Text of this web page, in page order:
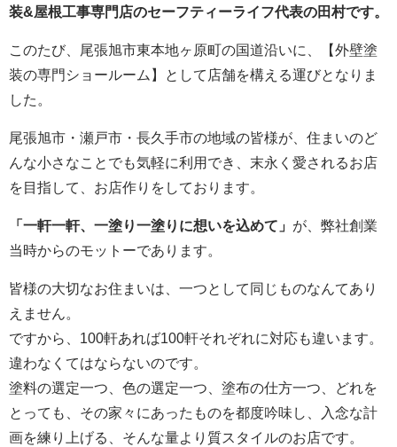
装&屋根工事専門店のセーフティーライフ代表の田村です。
このたび、尾張旭市東本地ヶ原町の国道沿いに、【外壁塗
装の専門ショールーム】として店舗を構える運びとなりま
した。
尾張旭市・瀬戸市・長久手市の地域の皆様が、住まいのど
んな小さなことでも気軽に利用でき、末永く愛されるお店
を目指して、お店作りをしております。
「一軒一軒、一塗り一塗りに想いを込めて」 が、弊社創業
当時からのモットーであります。
皆様の大切なお住まいは、一つとして同じものなんてあり
えません。
ですから、100軒あれば100軒それぞれに対応も違います。
違わなくてはならないのです。
塗料の選定一つ、色の選定一つ、塗布の仕方一つ、どれを
とっても、その家々にあったものを都度吟味し、入念な計
画を練り上げる、そんな量より質スタイルのお店です。